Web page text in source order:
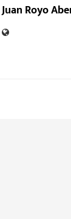
Juan Royo